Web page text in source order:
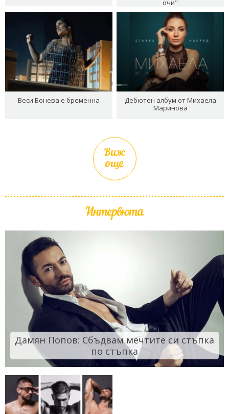
очи"
Веси Бонева е бременна
Дебютен албум от Михаела
Маринова
Виж
още
Интервюта
Дамян Попов: Сбъдвам мечтите си стъпка
по стъпка